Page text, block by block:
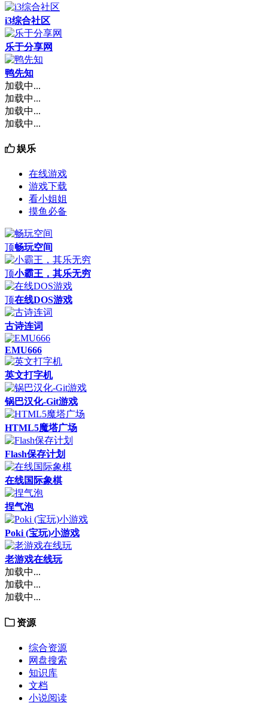
i3综合社区
乐于分享网
鸭先知
加载中...
加载中...
加载中...
加载中...
娱乐
在线游戏
游戏下载
看小姐姐
摸鱼必备
顶畅玩空间
顶小霸王，其乐无穷
顶在线DOS游戏
古诗连词
EMU666
英文打字机
锅巴汉化-Git游戏
HTML5魔塔广场
Flash保存计划
在线国际象棋
捏气泡
Poki (宝玩)小游戏
老游戏在线玩
加载中...
加载中...
加载中...
资源
综合资源
网盘搜索
知识库
文档
小说阅读